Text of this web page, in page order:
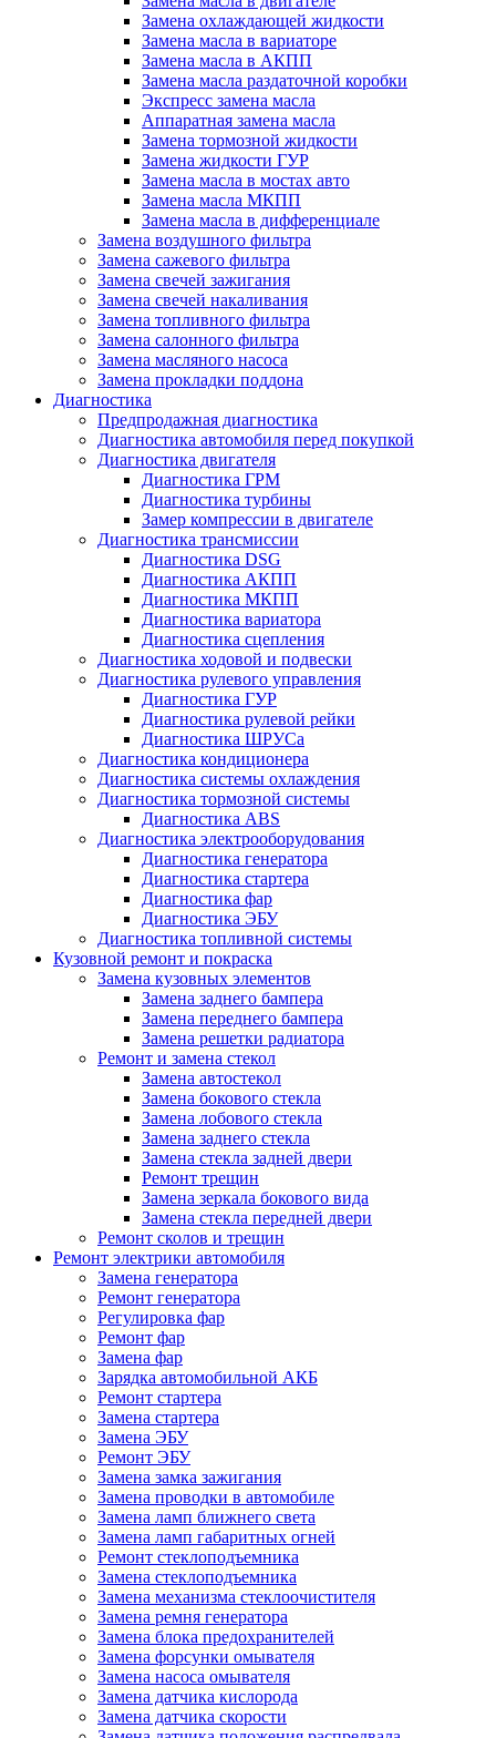
Замена охлаждающей жидкости
Замена масла в вариаторе
Замена масла в АКПП
Замена масла раздаточной коробки
Экспресс замена масла
Аппаратная замена масла
Замена тормозной жидкости
Замена жидкости ГУР
Замена масла в мостах авто
Замена масла МКПП
Замена масла в дифференциале
Замена воздушного фильтра
Замена сажевого фильтра
Замена свечей зажигания
Замена свечей накаливания
Замена топливного фильтра
Замена салонного фильтра
Замена масляного насоса
Замена прокладки поддона
Диагностика
Предпродажная диагностика
Диагностика автомобиля перед покупкой
Диагностика двигателя
Диагностика ГРМ
Диагностика турбины
Замер компрессии в двигателе
Диагностика трансмиссии
Диагностика DSG
Диагностика АКПП
Диагностика МКПП
Диагностика вариатора
Диагностика сцепления
Диагностика ходовой и подвески
Диагностика рулевого управления
Диагностика ГУР
Диагностика рулевой рейки
Диагностика ШРУСа
Диагностика кондиционера
Диагностика системы охлаждения
Диагностика тормозной системы
Диагностика ABS
Диагностика электрооборудования
Диагностика генератора
Диагностика стартера
Диагностика фар
Диагностика ЭБУ
Диагностика топливной системы
Кузовной ремонт и покраска
Замена кузовных элементов
Замена заднего бампера
Замена переднего бампера
Замена решетки радиатора
Ремонт и замена стекол
Замена автостекол
Замена бокового стекла
Замена лобового стекла
Замена заднего стекла
Замена стекла задней двери
Ремонт трещин
Замена зеркала бокового вида
Замена стекла передней двери
Ремонт сколов и трещин
Ремонт электрики автомобиля
Замена генератора
Ремонт генератора
Регулировка фар
Ремонт фар
Замена фар
Зарядка автомобильной АКБ
Ремонт стартера
Замена стартера
Замена ЭБУ
Ремонт ЭБУ
Замена замка зажигания
Замена проводки в автомобиле
Замена ламп ближнего света
Замена ламп габаритных огней
Ремонт стеклоподъемника
Замена стеклоподъемника
Замена механизма стеклоочистителя
Замена ремня генератора
Замена блока предохранителей
Замена форсунки омывателя
Замена насоса омывателя
Замена датчика кислорода
Замена датчика скорости